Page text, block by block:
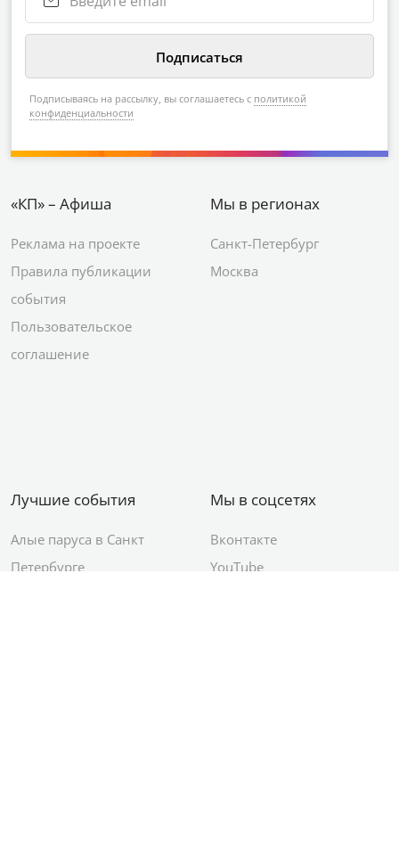
Подписываясь на рассылку, вы соглашаетесь с политикой
конфиденциальности
«КП» – Афиша
Реклама на проекте
Правила публикации
события
Пользовательское
соглашение
Мы в регионах
Санкт-Петербург
Москва
Лучшие события
Алые паруса в Санкт
Петербурге
Мы в соцсетях
Вконтакте
YouTube